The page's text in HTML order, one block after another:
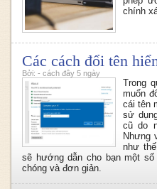
chính
Các cách đổi tên
Bởi: - cách đây 5 ngày
Trong
muốn
cái tên
sử
cũ do
Nhưng
như
sẽ hướng dẫn cho bạn một
chóng và đơn giản.